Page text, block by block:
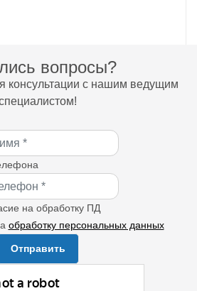
вопросы?
консультации с нашим ведущим
на обработку ПД
обработку персональных данных
Отправить